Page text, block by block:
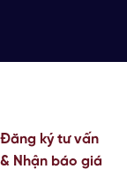
Đăng ký tư vấn
& Nhận báo giá